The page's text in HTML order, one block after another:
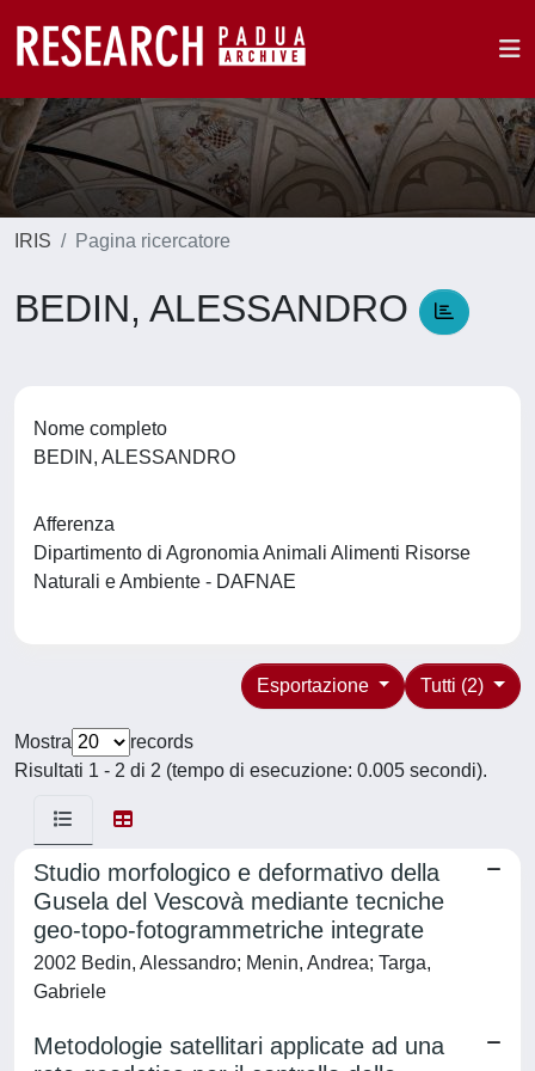
IRIS Pagina ricercatore
BEDIN, ALESSANDRO
Nome completo
BEDIN, ALESSANDRO
Afferenza
Dipartimento di Agronomia Animali Alimenti Risorse
Naturali e Ambiente - DAFNAE
Tutti (2)
Esportazione
Mostra
records
Risultati 1 - 2 di 2 (tempo di esecuzione: 0.005 secondi).
Studio morfologico e deformativo della
Gusela del Vescovà mediante tecniche
geo-topo-fotogrammetriche integrate
2002 Bedin, Alessandro; Menin, Andrea; Targa,
Gabriele
Metodologie satellitari applicate ad una